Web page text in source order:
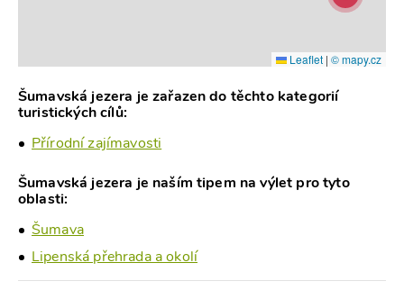
Leaflet | © mapy.cz
Šumavská jezera je zařazen do těchto kategorií
turistických cílů:
Přírodní zajímavosti
Šumavská jezera je naším tipem na výlet pro tyto
oblasti:
Šumava
Lipenská přehrada a okolí